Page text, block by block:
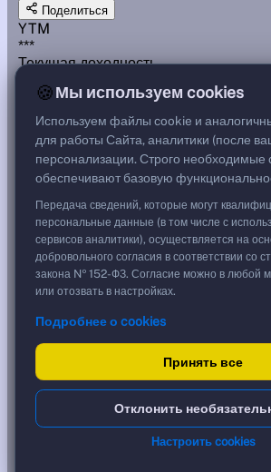
Поделиться
YTM
***
Текущая доходность
G спред
79,97 %
799,70 ₽
Срок, лет
2,31
Дюрация, лет
2,31
Рейтинг
AA
Тип
Флоатер
Доходность и цена
YTM эффективная ?
🍪Мы используем cookies
Используем файлы cookie и
для работы Сайта, аналитики (после
персонализации. Строго необходимые
обеспечивают базовую
Передача сведений, которые могут
персональные данные (в том числе с
сервисов аналитики), осуществляется на
добровольного согласия в соответствии со
закона № 152-ФЗ. Согласие можно в любой
или отозвать в настройках.
Подробнее о cookies
Принять все
Отклонить
Настроить cookies